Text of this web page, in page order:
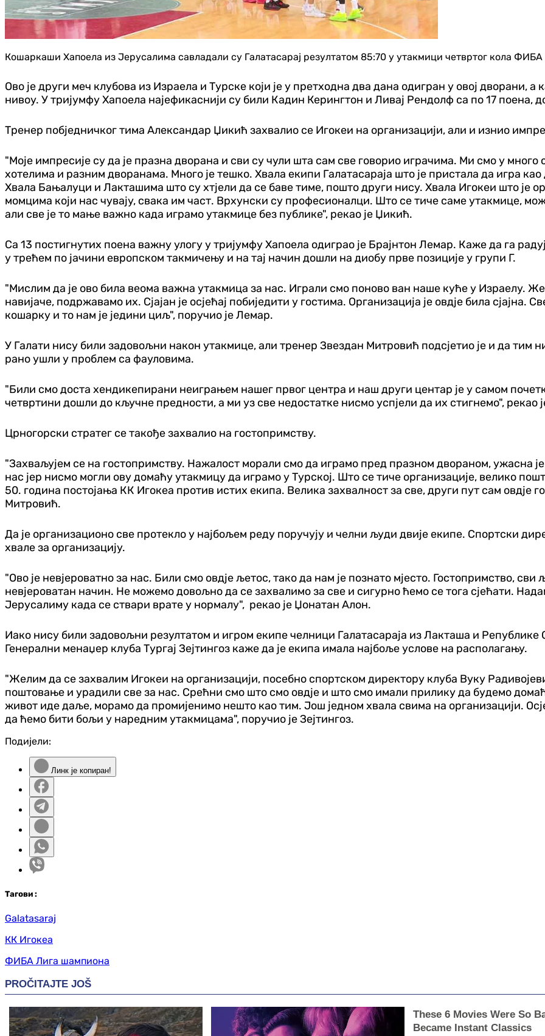
Кошаркаши Хапоела из Јерусалима савладали су Галатасарај резултатом 85:70 у утакмици четвртог кола
Ово је други меч клубова из Израела и Турске који је у претходна два дана одигран у овој дворани,
нивоу. У тријумфу Хапоела најефикаснији су били Кадин Керингтон и Ливај Рендолф са по 17 поена,
Тренер побједничког тима Александар Џикић захвалио се Игокеи на организацији, али и изнио
"Моје импресије су да је празна дворана и сви су чули шта сам све говорио играчима. Ми смо у
хотелима и разним дворанама. Много је тешко. Хвала екипи Галатасараја што је пристала да игра
Хвала Бањалуци и Лакташима што су хтјели да се баве тиме, пошто други нису. Хвала Игокеи што је
момцима који нас чувају, свака им част. Врхунски су професионалци. Што се тиче саме утакмице,
али све је то мање важно када играмо утакмице без публике", рекао је Џикић.
Са 13 постигнутих поена важну улогу у тријумфу Хапоела одиграо је Брајнтон Лемар. Каже да га
у трећем по јачини европском такмичењу и на тај начин дошли на диобу прве позиције у групи Г.
"Мислим да је ово била веома важна утакмица за нас. Играли смо поново ван наше куће у Израелу.
навијаче, подржавамо их. Сјајан је осјећај побиједити у гостима. Организација је овдје била
кошарку и то нам је једини циљ", поручио је Лемар.
У Галати нису били задовољни након утакмице, али тренер Звездан Митровић подсјетио је и да тим
рано ушли у проблем са фауловима.
"Били смо доста хендикепирани неиграњем нашег првог центра и наш други центар је у самом
четвртини дошли до кључне предности, а ми уз све недостатке нисмо успјели да их стигнемо", рекао
Црногорски стратег се такође захвалио на гостопримству.
"Захваљујем се на гостопримству. Нажалост морали смо да играмо пред празном двораном, ужасна
нас јер нисмо могли ову домаћу утакмицу да играмо у Турској. Што се тиче организације, велико
50. година постојања КК Игокеа против истих екипа. Велика захвалност за све, други пут сам овдје
Митровић.
Да је организационо све протекло у најбољем реду поручују и челни људи двије екипе. Спортски
хвале за организацију.
"Ово је невјероватно за нас. Били смо овдје љетос, тако да нам је познато мјесто. Гостопримство,
невјероватан начин. Не можемо довољно да се захвалимо за све и сигурно ћемо се тога сјећати.
Јерусалиму када се ствари врате у нормалу", рекао је Џонатан Алон.
Иако нису били задовољни резултатом и игром екипе челници Галатасараја из Лакташа и
Генерални менаџер клуба Тургај Зејтингоз каже да је екипа имала најбоље услове на располагању.
"Желим да се захвалим Игокеи на организацији, посебно спортском директору клуба Вуку
поштовање и урадили све за нас. Срећни смо што смо овдје и што смо имали прилику да будемо
живот иде даље, морамо да промијенимо нешто као тим. Још једном хвала свима на организацији.
да ћемо бити бољи у наредним утакмицама", поручио је Зејтингоз.
Подијели:
Линк је копиран!
Тагови :
Galatasaraj
КК Игокеа
ФИБА Лига шампиона